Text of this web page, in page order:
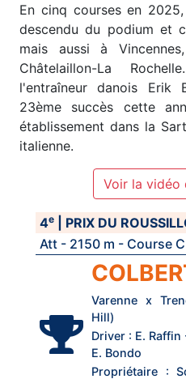
En cinq courses en 2025,
descendu du podium et
mais aussi à
Châtelaillon-La
l'entraîneur danois Erik
23ème succès cette
établissement dans la
italienne.
Voir la vidéo
4e
| PRIX DU
Att - 2150 m - Course
Varenne x
Hill)
Driver : E.
E. Bondo
Propriétaire :